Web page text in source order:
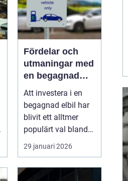
Fördelar och
utmaningar med
en begagnad
elbil
Att investera i en
begagnad elbil har
blivit ett alltmer
populärt val bland
svenska bilköp...
29 januari 2026